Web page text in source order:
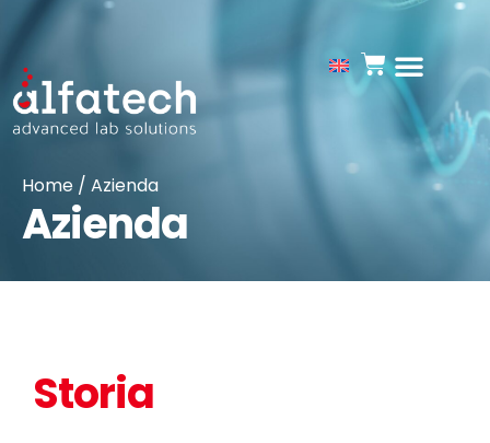
Home / Azienda
Azienda
Storia